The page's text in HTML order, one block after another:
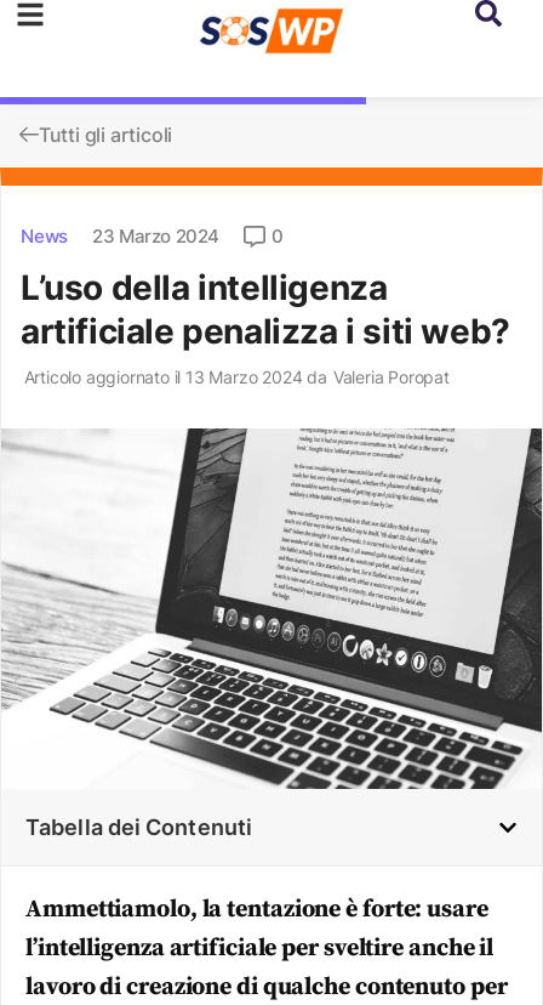
Tutti gli articoli
News 23 Marzo 2024 0
L’uso della intelligenza
artificiale penalizza i siti web?
Articolo aggiornato il 13 Marzo 2024 da Valeria Poropat
Tabella dei Contenuti
Ammettiamolo, la tentazione è forte: usare
l’intelligenza artificiale per sveltire anche il
lavoro di creazione di qualche contenuto per